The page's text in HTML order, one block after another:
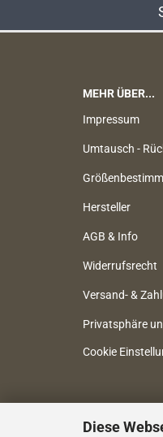
Diese
MEHR ÜBER...
Impressum
Umtausch -
Hersteller
AGB & Info
Widerrufsrecht
Versand- &
Privatsphäre
Cookie